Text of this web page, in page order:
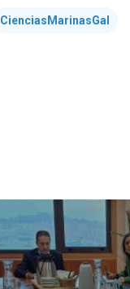
CienciasMarinasGal